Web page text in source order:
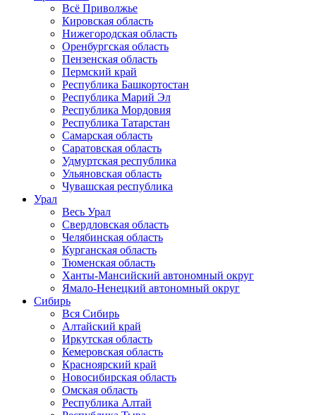
Всё Приволжье
Кировская область
Нижегородская область
Оренбургская область
Пензенская область
Пермский край
Республика Башкортостан
Республика Марий Эл
Республика Мордовия
Республика Татарстан
Самарская область
Саратовская область
Удмуртская республика
Ульяновская область
Чувашская республика
Урал
Весь Урал
Свердловская область
Челябинская область
Курганская область
Тюменская область
Ханты-Мансийский автономный округ
Ямало-Ненецкий автономный округ
Сибирь
Вся Сибирь
Алтайский край
Иркутская область
Кемеровская область
Красноярский край
Новосибирская область
Омская область
Республика Алтай